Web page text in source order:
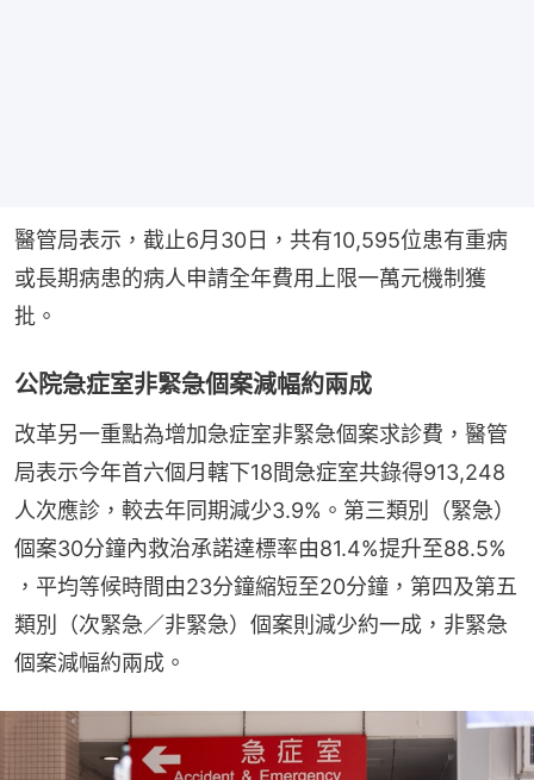
醫管局表示，截止6月30日，共有10,595位患有重病
或長期病患的病人申請全年費用上限一萬元機制獲
批。
公院急症室非緊急個案減幅約兩成
改革另一重點為增加急症室非緊急個案求診費，醫管
局表示今年首六個月轄下18間急症室共錄得913,248
人次應診，較去年同期減少3.9%。第三類別（緊急）
個案30分鐘內救治承諾達標率由81.4%提升至88.5%
，平均等候時間由23分鐘縮短至20分鐘，第四及第五
類別（次緊急／非緊急）個案則減少約一成，非緊急
個案減幅約兩成。